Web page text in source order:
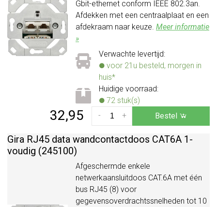
Gbit-ethernet conform IEEE 802.3an.
Afdekken met een centraalplaat en een
afdekraam naar keuze. Meer informatie
»
Verwachte levertijd:
voor 21u besteld, morgen in
huis*
Huidige voorraad:
72 stuk(s)
32,95 +
- Bestel
Gira RJ45 data wandcontactdoos CAT6A 1-
voudig (245100)
Afgeschermde enkele
netwerkaansluitdoos CAT.6A met één
bus RJ45 (8) voor
gegevensoverdrachtssnelheden tot 10